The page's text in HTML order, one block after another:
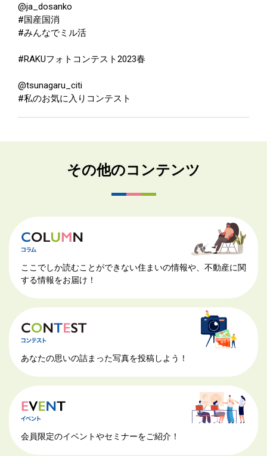
@ja_dosanko
#国産国消
#みんなでミル活
#RAKUフォトコンテスト2023春
@tsunagaru_citi
#私のお気に入りコンテスト
その他のコンテンツ
ここでしか読むことができない住まいの情報や、不動産に関
する情報をお届け！
あなたの思いの詰まった写真を投稿しよう！
会員限定のイベントやセミナーをご紹介！